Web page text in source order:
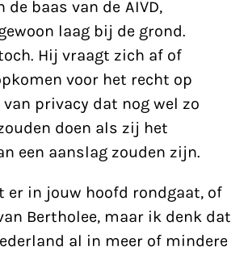
de baas van de AIVD,
laag bij de grond.
Hij vraagt zich af of
voor het recht op
privacy dat nog wel zo
doen als zij het
een aanslag zouden zijn.
er in jouw hoofd rondgaat, of
Bertholee, maar ik denk dat
al in meer of mindere